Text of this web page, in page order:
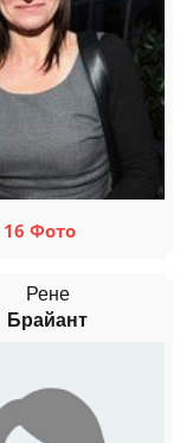
16 Фото
Рене
Брайант